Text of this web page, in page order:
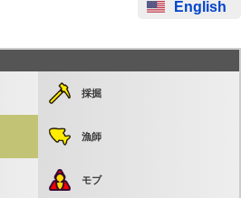
English
採掘
漁師
モブ
発生まで 25:27